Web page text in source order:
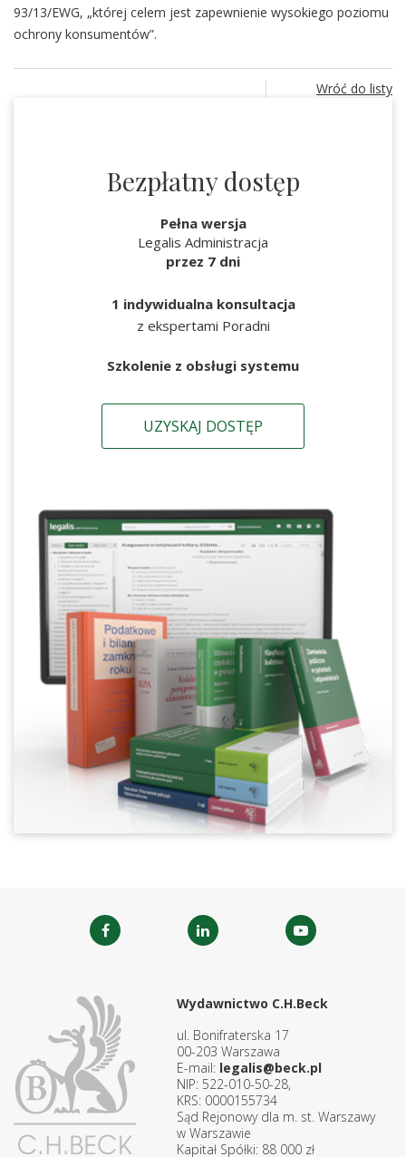
93/13/EWG, „której celem jest zapewnienie wysokiego poziomu
ochrony konsumentów”.
Wróć do listy
Bezpłatny dostęp
Pełna wersja
Legalis Administracja
przez 7 dni
1 indywidualna konsultacja
z ekspertami Poradni
Szkolenie z obsługi systemu
UZYSKAJ DOSTĘP
Wydawnictwo C.H.Beck
ul. Bonifraterska 17
00-203 Warszawa
E-mail: legalis@beck.pl
NIP: 522-010-50-28,
KRS: 0000155734
Sąd Rejonowy dla m. st. Warszawy
w Warszawie
Kapitał Spółki: 88 000 zł